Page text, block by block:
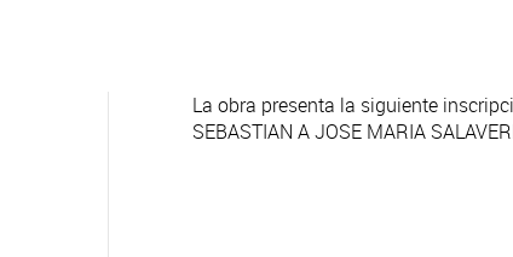
La obra presenta la siguiente
SEBASTIAN A JOSE MARIA